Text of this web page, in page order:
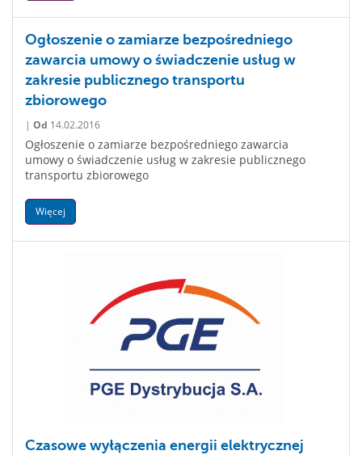
Ogłoszenie o zamiarze bezpośredniego
zawarcia umowy o świadczenie usług w
zakresie publicznego transportu
zbiorowego
| Od 14.02.2016
Ogłoszenie o zamiarze bezpośredniego zawarcia
umowy o świadczenie usług w zakresie publicznego
transportu zbiorowego
Więcej
Czasowe wyłączenia energii elektrycznej